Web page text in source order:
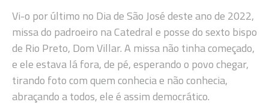
Vi-o por último no Dia de São José deste ano de 2022,
missa do padroeiro na Catedral e posse do sexto bispo
de Rio Preto, Dom Villar. A missa não tinha começado,
e ele estava lá fora, de pé, esperando o povo chegar,
tirando foto com quem conhecia e não conhecia,
abraçando a todos, ele é assim democrático.